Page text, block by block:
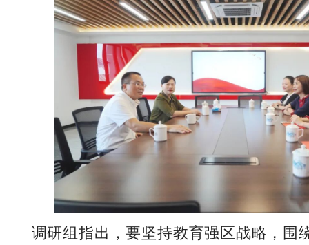
调研组指出，要坚持教育强区战略，围